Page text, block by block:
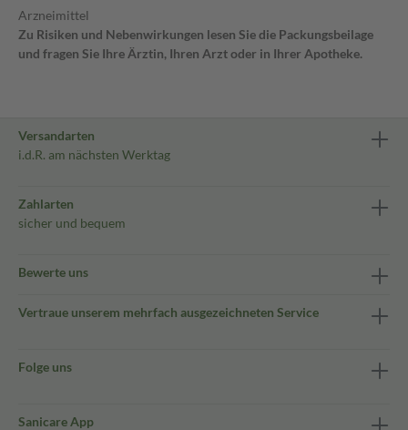
Arzneimittel
Zu Risiken und Nebenwirkungen lesen Sie die Packungsbeilage
und fragen Sie Ihre Ärztin, Ihren Arzt oder in Ihrer Apotheke.
Versandarten
i.d.R. am nächsten Werktag
Zahlarten
sicher und bequem
Bewerte uns
Vertraue unserem mehrfach ausgezeichneten Service
Folge uns
Sanicare App